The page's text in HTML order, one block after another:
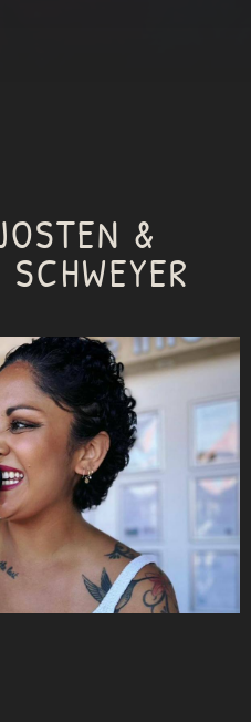
&